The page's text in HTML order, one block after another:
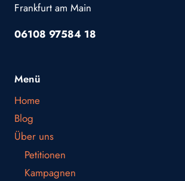
Frankfurt am Main
06108 97584 18
Menü
Home
Blog
Über uns
Petitionen
Kampagnen